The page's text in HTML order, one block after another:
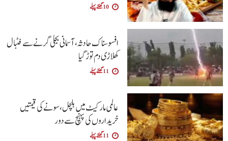
10 گھنٹے پہلے
افسوسناک حادثہ، آسمانی بجلی گرنے سے فٹبال
کھلاڑی دم توڑ گیا
11 گھنٹے پہلے
عالمی مارکیٹ میں ہلچل، سونے کی قیمتیں
خریداروں کی پہنچ سے دور
11 گھنٹے پہلے